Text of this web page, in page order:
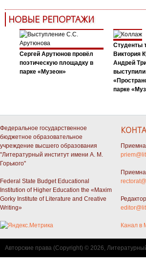
НОВЫЕ РЕПОРТАЖИ
Сергей Арутюнов провёл
поэтическую площадку в
парке «Музеон»
Студенты
Виктория
Андрей
парке
Федеральное государственное
бюджетное образовательное
учреждение высшего образования
"Литературный институт имени А. М.
Горького"
Federal State Budget Educational
Institution of Higher Education the «Maxim
Gorky Institute of Literature and Creative
Writing»
Канал в
Авторские права (Copyright) © 2026,